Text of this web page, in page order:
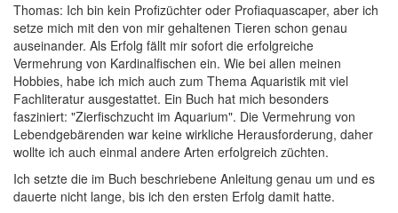
Thomas: Ich bin kein Profizüchter oder Profiaquascaper, aber ich
setze mich mit den von mir gehaltenen Tieren schon genau
auseinander. Als Erfolg fällt mir sofort die erfolgreiche
Vermehrung von Kardinalfischen ein. Wie bei allen meinen
Hobbies, habe ich mich auch zum Thema Aquaristik mit viel
Fachliteratur ausgestattet. Ein Buch hat mich besonders
fasziniert: "Zierfischzucht im Aquarium". Die Vermehrung von
Lebendgebärenden war keine wirkliche Herausforderung, daher
wollte ich auch einmal andere Arten erfolgreich züchten.
Ich setzte die im Buch beschriebene Anleitung genau um und es
dauerte nicht lange, bis ich den ersten Erfolg damit hatte.